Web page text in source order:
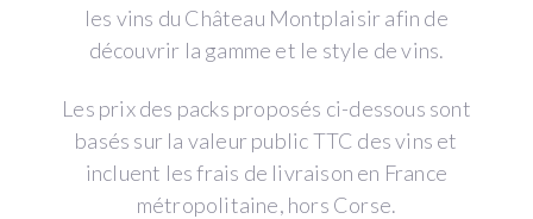
les vins du Château Montplaisir afin de
découvrir la gamme et le style de vins.
Les prix des packs proposés ci-dessous sont
basés sur la valeur public TTC des vins et
incluent les frais de livraison en France
métropolitaine, hors Corse.